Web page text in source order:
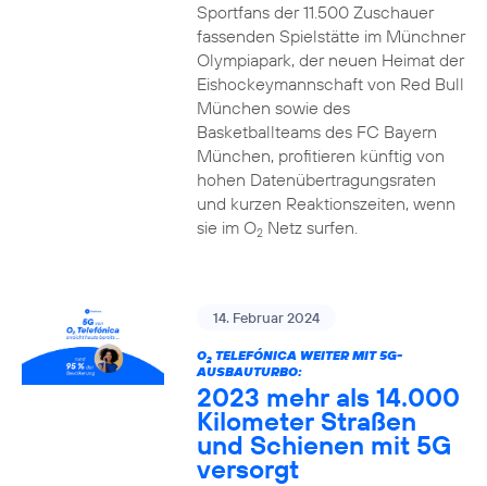
Sportfans der 11.500 Zuschauer
fassenden Spielstätte im Münchner
Olympiapark, der neuen Heimat der
Eishockeymannschaft von Red Bull
München sowie des
Basketballteams des FC Bayern
München, profitieren künftig von
hohen Datenübertragungsraten
und kurzen Reaktionszeiten, wenn
sie im O2Netz surfen.
14. Februar 2024
O2TELEFÓNICA WEITER MIT 5G-
AUSBAUTURBO:
2023 mehr als 14.000
Kilometer Straßen
und Schienen mit 5G
versorgt